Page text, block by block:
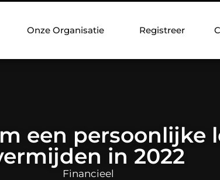
Onze Organisatie Registreer
een persoonlijke
in 2022
Financieel